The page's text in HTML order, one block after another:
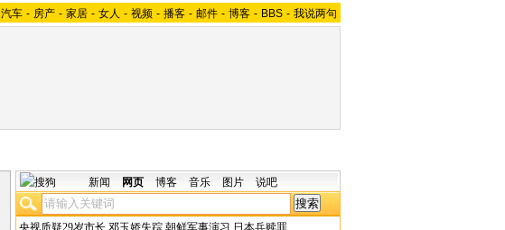
汽车 - 房产 - 家居 - 女人 - 视频 - 播客 - 邮件 - 博客 - BBS - 我说两句
新闻 网页 博客 音乐 图片 说吧
央视质疑29岁市长 邓玉娇失踪 朝鲜军事演习 日本兵赎罪